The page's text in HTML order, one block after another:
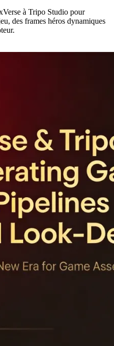
à Tripo Studio pour
des frames héros dynamiques